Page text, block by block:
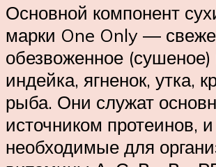
Основной компонент
марки One Only ―
обезвоженное
индейка, ягненок, утка,
рыба. Они служат
источником протеинов,
необходимые для